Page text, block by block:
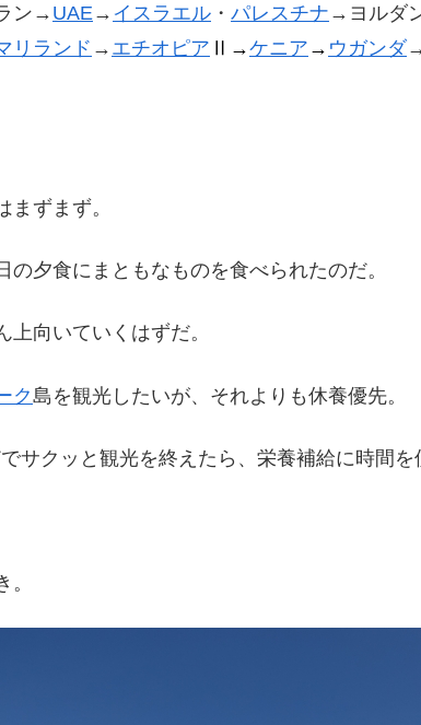
ン→ UAE → イスラエル ・ パレスチナ →ヨルダ
リランド → エチオピア Ⅱ→ケニア → ウガンダ
まずまず。
の夕食にまともなものを食べられたのだ。
上向いていくはずだ。
ク島を観光したいが、それよりも休養優先。
サクッと観光を終えたら、栄養補給に時間を
。